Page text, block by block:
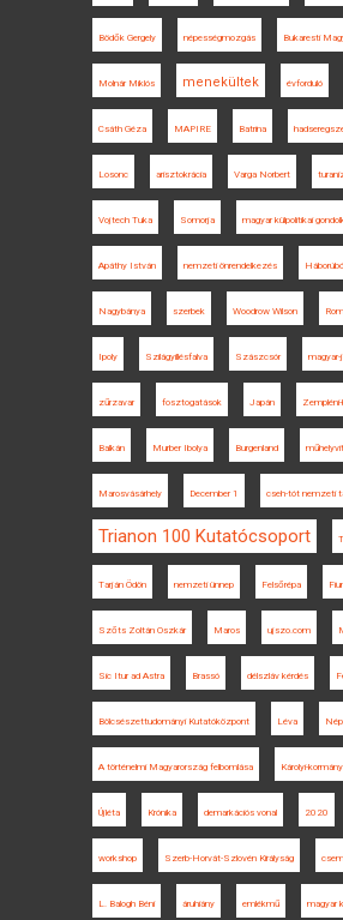
Bödők Gergely népességmozgás Bukaresti
Molnár Miklós menekültek évforduló
Csáth Géza MAPIRE Batrina
Losonc arisztokrácia Varga Norbert
Vojtech Tuka Somorja magyar külpolitikai
Apáthy István nemzeti önrendelkezés
Nagybánya szerbek Woodrow Wilson
Ipoly Szilágyillésfalva Szászcsór
zűrzavar fosztogatások Japán
Balkán Murber Ibolya Burgenland
Marosvásárhely December 1 cseh-tót nemzeti
Trianon 100 Kutatócsoport
Tarján Ödön nemzeti ünnep Felsőrépa
Szőts Zoltán Oszkár Maros ujszo.com
Sic Itur ad Astra Brassó délszláv kérdés
Bölcsészettudományi Kutatóközpont Léva
A történelmi Magyarország felbomlása Károlyi-kormány
Újléta Krónika demarkációs vonal 2020
workshop Szerb-Horvát-Szlovén Királyság
L. Balogh Béni áruhiány emlékmű magyar